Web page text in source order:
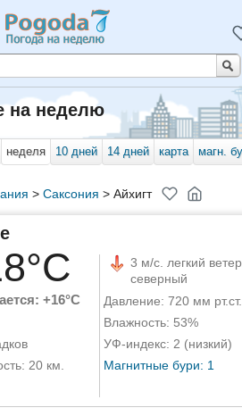
на неделю
неделя 10 дней 14 дней карта магн.
> Саксония > Айхигт
+16°C
20 км.
3 м/с. легкий
северный
Давление: 720 мм рт.ст.
Влажность: 53%
УФ-индекс: 2 (низкий)
Магнитные бури: 1